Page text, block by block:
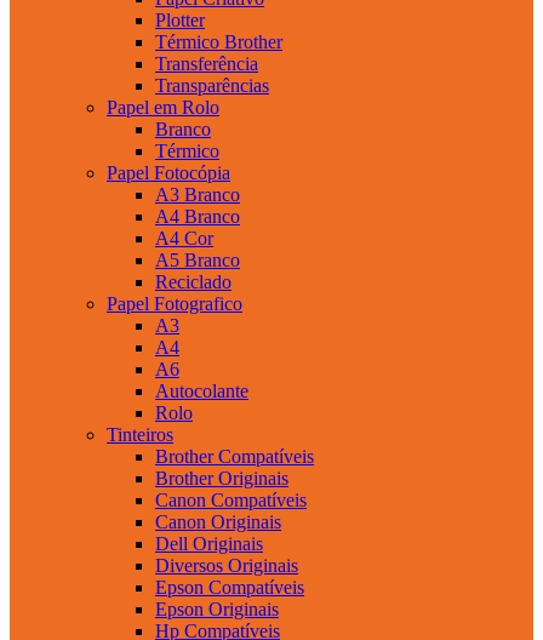
Plotter
Térmico Brother
Transferência
Transparências
Papel em Rolo
Branco
Térmico
Papel Fotocópia
A3 Branco
A4 Branco
A4 Cor
A5 Branco
Reciclado
Papel Fotografico
A3
A4
A6
Autocolante
Rolo
Tinteiros
Brother Compatíveis
Brother Originais
Canon Compatíveis
Canon Originais
Dell Originais
Diversos Originais
Epson Compatíveis
Epson Originais
Hp Compatíveis